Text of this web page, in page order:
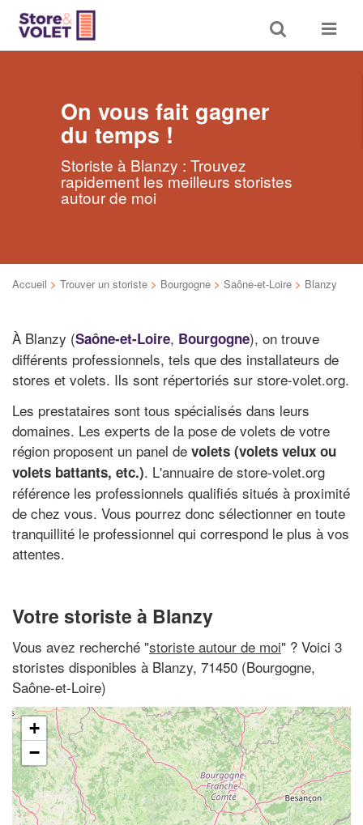
Toggle
search
Toggle
On vous fait gagner
du temps !
Storiste à Blanzy : Trouvez
rapidement les meilleurs storistes
autour de moi
Accueil > Trouver un storiste > Bourgogne > Saône-et-Loire > Blanzy
À Blanzy (Saône-et-Loire, Bourgogne), on trouve
différents professionnels, tels que des installateurs de
stores et volets. Ils sont répertoriés sur store-volet.org.
Les prestataires sont tous spécialisés dans leurs
domaines. Les experts de la pose de volets de votre
région proposent un panel de volets (volets velux ou
volets battants, etc.). L'annuaire de store-volet.org
référence les professionnels qualifiés situés à proximité
de chez vous. Vous pourrez donc sélectionner en toute
tranquillité le professionnel qui correspond le plus à vos
attentes.
Votre storiste à Blanzy
Vous avez recherché "storiste autour de moi" ? Voici 3
storistes disponibles à Blanzy, 71450 (Bourgogne,
Saône-et-Loire)
+
−